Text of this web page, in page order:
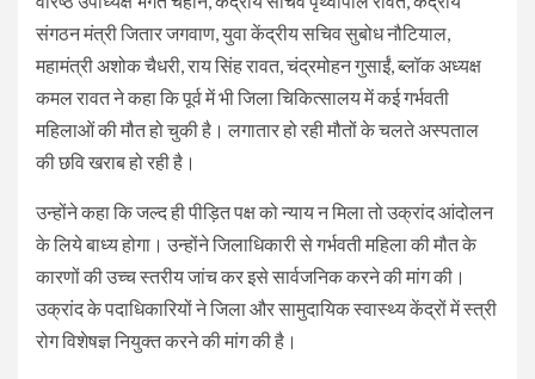
संगठन मंत्री जितार जगवाण, युवा केंद्रीय सचिव सुबोध नौटियाल,
महामंत्री अशोक चैधरी, राय सिंह रावत, चंद्रमोहन गुसाईं, ब्लॉक अध्यक्ष
कमल रावत ने कहा कि पूर्व में भी जिला चिकित्सालय में कई गर्भवती
महिलाओं की मौत हो चुकी है। लगातार हो रही मौतों के चलते अस्पताल
की छवि खराब हो रही है।
उन्होंने कहा कि जल्द ही पीड़ित पक्ष को न्याय न मिला तो उक्रांद आंदोलन
के लिये बाध्य होगा। उन्होंने जिलाधिकारी से गर्भवती महिला की मौत के
कारणों की उच्च स्तरीय जांच कर इसे सार्वजनिक करने की मांग की।
उक्रांद के पदाधिकारियों ने जिला और सामुदायिक स्वास्थ्य केंद्रों में स्त्री
रोग विशेषज्ञ नियुक्त करने की मांग की है।